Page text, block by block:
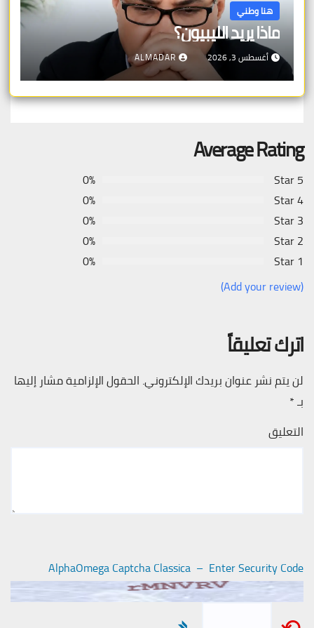
هنا وطني
ماذا يريد الليبيون؟
أغسطس 3, 2026 ALMADAR
Average Rating
5 Star
0%
4 Star
0%
3 Star
0%
2 Star
0%
1 Star
0%
(Add your review)
اترك تعليقاً
لن يتم نشر عنوان بريدك الإلكتروني. الحقول الإلزامية مشار إليها
بـ*
التعليق
AlphaOmega Captcha Classica – Enter Security Code